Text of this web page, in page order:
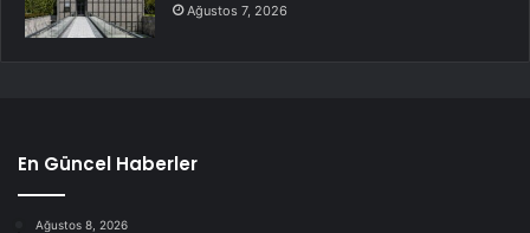
Ağustos 7, 2026
En Güncel Haberler
Ağustos 8, 2026